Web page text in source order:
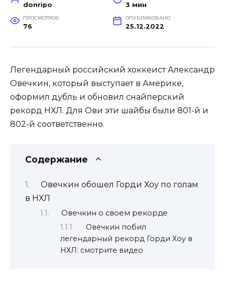
donripo 3 мин
ПРОСМОТРОВ
76
ОПУБЛИКОВАНО
25.12.2022
Легендарный российский хоккеист Александр
Овечкин, который выступает в Америке,
оформил дубль и обновил снайперский
рекорд НХЛ. Для Ови эти шайбы были 801-й и
802-й соответственно.
Содержание
Овечкин обошел Горди Хоу по голам
в НХЛ
Овечкин о своем рекорде
Овечкин побил
легендарный рекорд Горди Хоу в
НХЛ: смотрите видео